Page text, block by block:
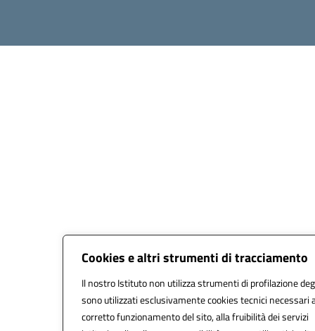
Cookies e altri strumenti di tracciamento
Il nostro Istituto non utilizza strumenti di profilazione
sono utilizzati esclusivamente cookies tecnici necessari
corretto funzionamento del sito, alla fruibilità dei servizi